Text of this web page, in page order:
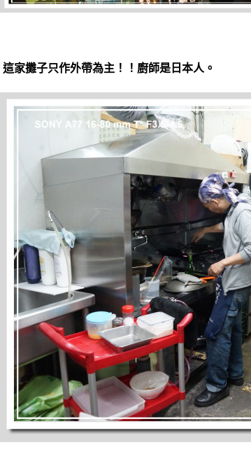
這家攤子只作外帶為主！！廚師是日本人。